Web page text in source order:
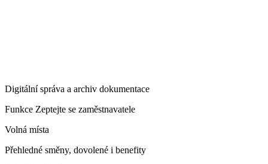
Digitální správa a archiv dokumentace
Funkce Zeptejte se zaměstnavatele
Volná místa
Přehledné směny, dovolené i benefity